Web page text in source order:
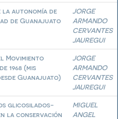
la autonomía de
de Guanajuato
JORGE
ARMANDO
CERVANTES
JAUREGUI
Movimiento
1968 (mis
Guanajuato)
JORGE
ARMANDO
CERVANTES
JAUREGUI
glicosilados-
la conservación
MIGUEL
ANGEL